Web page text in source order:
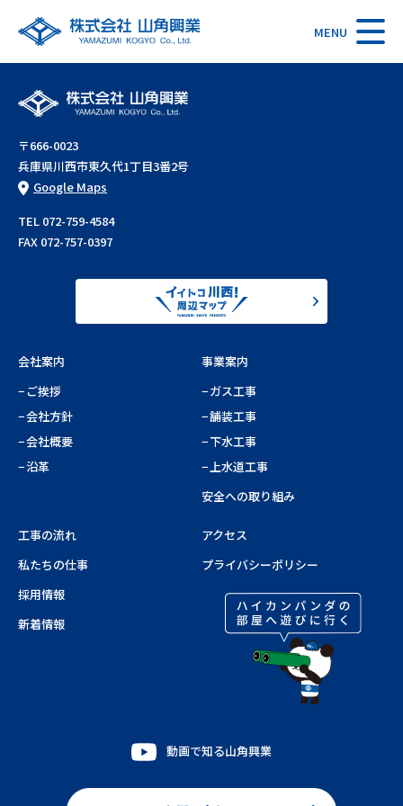
MENU
〒666-0023
兵庫県川西市東久代1丁目3番2号
Google Maps
TEL 072-759-4584
FAX 072-757-0397
会社案内
ご挨拶
会社方針
会社概要
沿革
事業案内
ガス工事
舗装工事
下水工事
上水道工事
安全への取り組み
工事の流れ
私たちの仕事
採用情報
新着情報
アクセス
プライバシーポリシー
動画で知る山角興業